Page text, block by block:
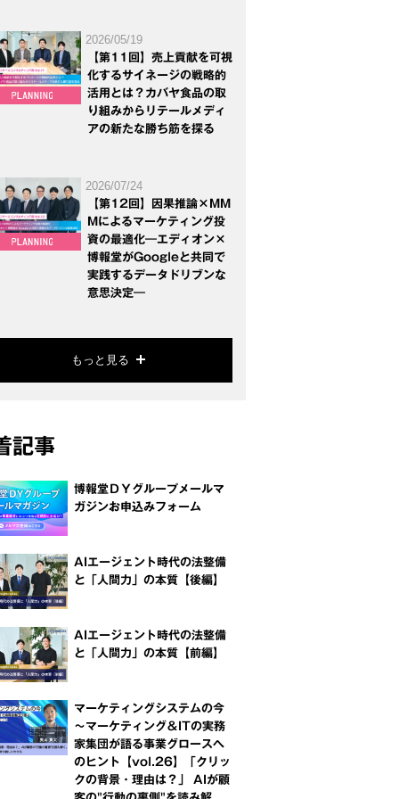
2026/05/19
【第11回】売上貢献を可視
化するサイネージの戦略的
活用とは？カバヤ食品の取
り組みからリテールメディ
アの新たな勝ち筋を探る
2026/07/24
【第12回】因果推論×MM
Mによるマーケティング投
資の最適化―エディオン×
博報堂がGoogleと共同で
実践するデータドリブンな
意思決定―
もっと見る
記事
博報堂ＤＹグループメールマ
ガジンお申込みフォーム
AIエージェント時代の法整備
と「人間力」の本質【後編】
AIエージェント時代の法整備
と「人間力」の本質【前編】
マーケティングシステムの今
～マーケティング＆ITの実務
家集団が語る事業グロースへ
のヒント【vol.26】「クリッ
クの背景・理由は？」 AIが顧